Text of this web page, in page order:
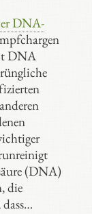
DNA-
DNA
(DNA)
die